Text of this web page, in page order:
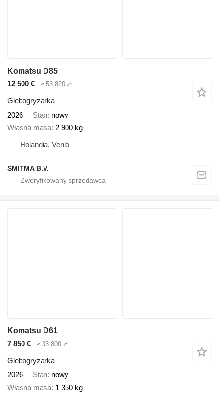
Komatsu D85
12 500 €
≈ 53 820 zł
Glebogryzarka
2026
Stan nowy
Własna masa 2 900 kg
Holandia, Venlo
SMITMA B.V.
Komatsu D61
7 850 €
≈ 33 800 zł
Glebogryzarka
2026
Stan nowy
Własna masa 1 350 kg